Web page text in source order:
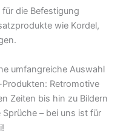
die Befestigung
wie Kordel,
umfangreiche Auswahl
Retromotive
Zeiten bis hin zu Bildern
– bei uns ist für